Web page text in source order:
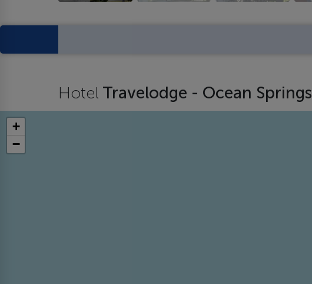
Hotel Travelodge - Ocean Springs
+
−